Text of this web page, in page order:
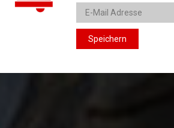
Speichern